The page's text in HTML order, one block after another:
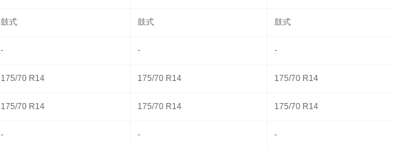
鼓式 鼓式 鼓式
- - -
175/70 R14 175/70 R14 175/70 R14
175/70 R14 175/70 R14 175/70 R14
- - -